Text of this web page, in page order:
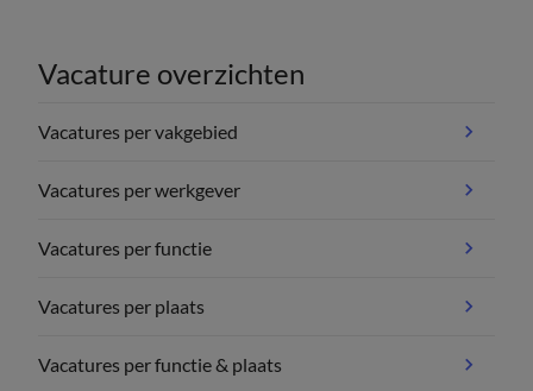
Vacature overzichten
Vacatures per vakgebied
Vacatures per werkgever
Vacatures per functie
Vacatures per plaats
Vacatures per functie & plaats